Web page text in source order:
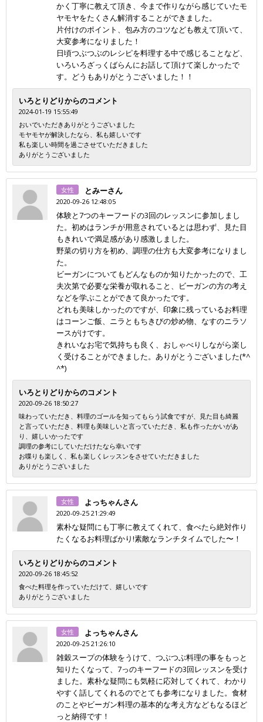
かく丁寧に教えて頂き、今まで作りながら感じていたモ
ヤモヤをたくさん解消することができました。
片付けのポイント、包み方のコツなども教えて頂いて、
大変参考になりました！
日頃つぶつぶのレシピを料理する中で感じることなど、
いろいろざっくばらんにお話して頂けて楽しかったで
す。どうもありがとうございました！！
いろとりどりからのコメント
2024-01-19 15:55:49
おいでいただきありがとうございました
モヤモヤが解決したなら、私も嬉しいです
私も楽しい時間を過ごさせていただきました
ありがとうございました
女性 とみーさん
2020-09-26 12:48:05
体験と7つのキーフードの3回のレッスンに参加しまし
た。初めはランチが用意されているとは思わず、見た目
もきれいで満足感があり感激しました。
野菜の切り方を初め、調理の仕方も大変参考になりまし
た。
ビーガンについてもどんなものか知りたかったので、工
夫次第で必要な栄養が取れること、ビーガンの方の考え
などを学ぶことができて良かったです。
どれも美味しかったのですが、印象に残っているお料理
はコーンご飯、ニラともちきびの炒め物、なすのニラソ
ースがけです。
きれいなお宅で気持ちも良く、おしゃべりしながら楽し
く受けることができました。ありがとうございました(*^
^*)
いろとりどりからのコメント
2020-09-26 18:50:27
味わっていただき、料理のゴールを知ってもらう試食ですが、見た目も綺麗
と言っていただき、料理も美味しいと言っていただき、私も作ったかいがあ
り、嬉しいかったです
調理の参考にしていただけたなら幸いです
お喋りも楽しく、私も楽しくレッスンをさせていただきました
ありがとうございました
女性 よっちゃんさん
2020-09-25 21:29:49
素朴な疑問にも丁寧に教えてくれて、食べたら絶対作り
たくなるお料理ばかり!素敵なランチタイムでした〜！
いろとりどりからのコメント
2020-09-26 18:45:52
食べた料理を作っていただけて、嬉しいです
ありがとうございました
女性 よっちゃんさん
2020-09-25 21:26:10
雑穀スープの体験をうけて、つぶつぶ料理の事をもっと
知りたくなって、7っのキーフードの3回レッスンを受け
ました。素朴な疑問にも気軽に応対してくれて、わかり
やすく話してくれるのでとても参考になりました。食材
のことやビーガン料理の基本的な考え方などもなるほど
っと納得です！